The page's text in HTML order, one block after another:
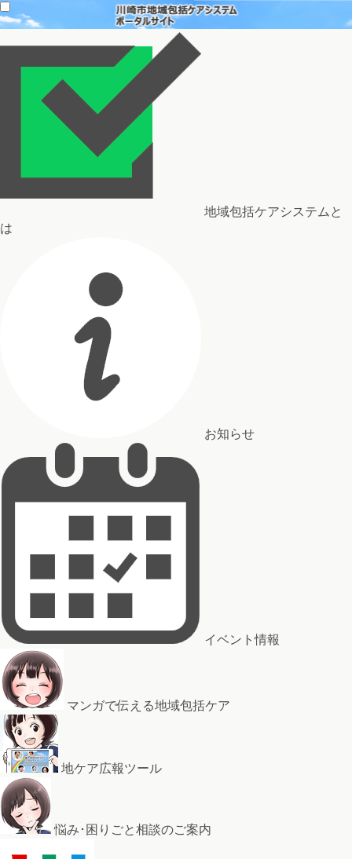
地域包括ケアシステムと
は
お知らせ
イベント情報
マンガで伝える地域包括ケア
地ケア広報ツール
悩み･困りごと相談のご案内